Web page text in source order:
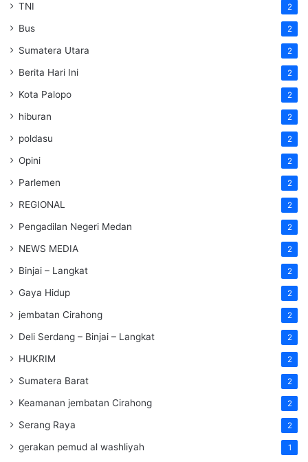
TNI 2
Bus 2
Sumatera Utara 2
Berita Hari Ini 2
Kota Palopo 2
hiburan 2
poldasu 2
Opini 2
Parlemen 2
REGIONAL 2
Pengadilan Negeri Medan 2
NEWS MEDIA 2
Binjai – Langkat 2
Gaya Hidup 2
jembatan Cirahong 2
Deli Serdang – Binjai – Langkat 2
HUKRIM 2
Sumatera Barat 2
Keamanan jembatan Cirahong 2
Serang Raya 2
gerakan pemud al washliyah 1